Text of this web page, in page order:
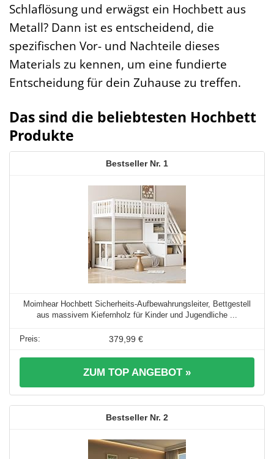
Schlaflösung und erwägst ein Hochbett aus
Metall? Dann ist es entscheidend, die
spezifischen Vor- und Nachteile dieses
Materials zu kennen, um eine fundierte
Entscheidung für dein Zuhause zu treffen.
Das sind die beliebtesten Hochbett
Produkte
1
Moimhear Hochbett Sicherheits-Aufbewahrungsleiter, Bettgestell
aus massivem Kiefernholz für Kinder und Jugendliche ...
379,99 €
ZUM TOP ANGEBOT »
2